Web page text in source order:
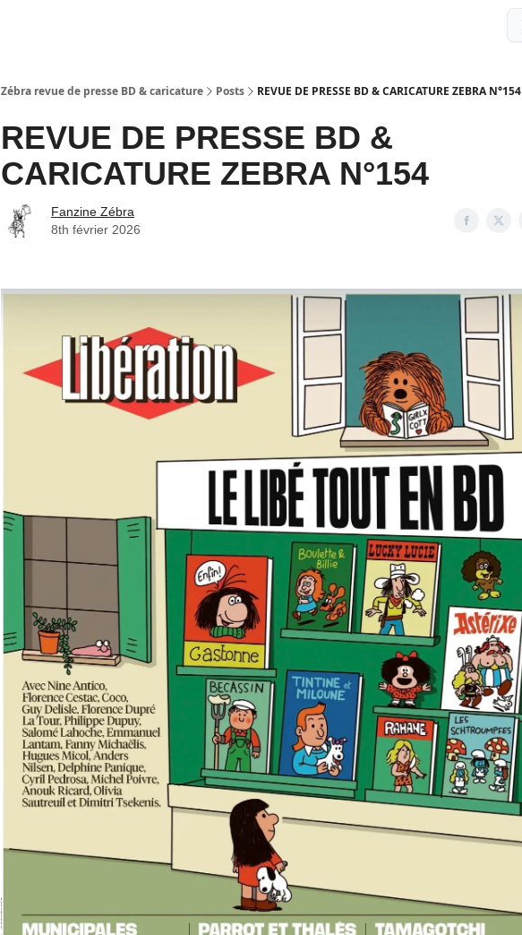
Zébra revue de presse BD & caricature Posts REVUE DE PRESSE BD & CARICATURE ZEBRA N°154
REVUE DE PRESSE BD &
CARICATURE ZEBRA N°154
Fanzine Zébra
8th février 2026